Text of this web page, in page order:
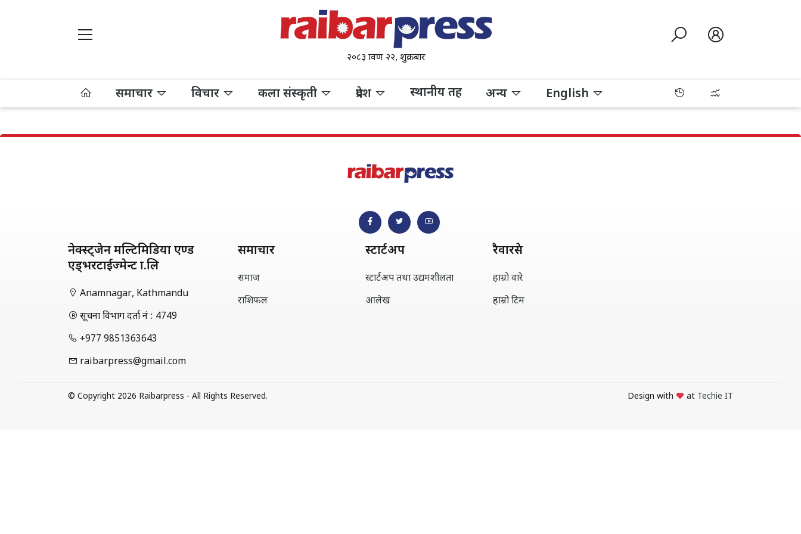
२०८३ श्रावण २२, शुक्रबार
समाचार विचार कला संस्कृती प्रदेश स्थानीय तह अन्य English
नेक्स्ट्जेन मल्टिमिडिया एण्ड
एड्भरटाईज्मेन्ट प्रा.लि
Anamnagar, Kathmandu
सूचना विभाग दर्ता नं : 4749
+977 9851363643
raibarpress@gmail.com
समाचार
समाज
राशिफल
स्टार्टअप
स्टार्टअप तथा उद्यमशीलता
आलेख
रैवारप्रेस
हाम्रो वारे
हाम्रो टिम
© Copyright 2026 Raibarpress - All Rights Reserved. Design with at Techie IT